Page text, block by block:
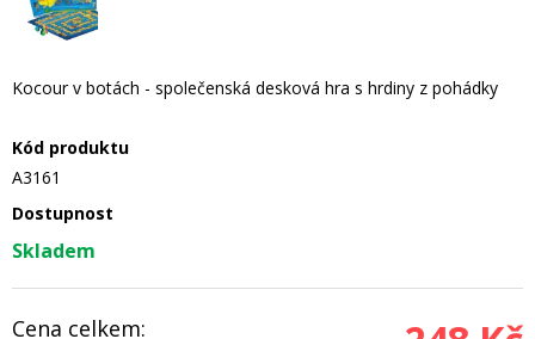
Kocour v botách - společenská desková hra s hrdiny z pohádky
Kód produktu
A3161
Dostupnost
Skladem
Cena celkem: